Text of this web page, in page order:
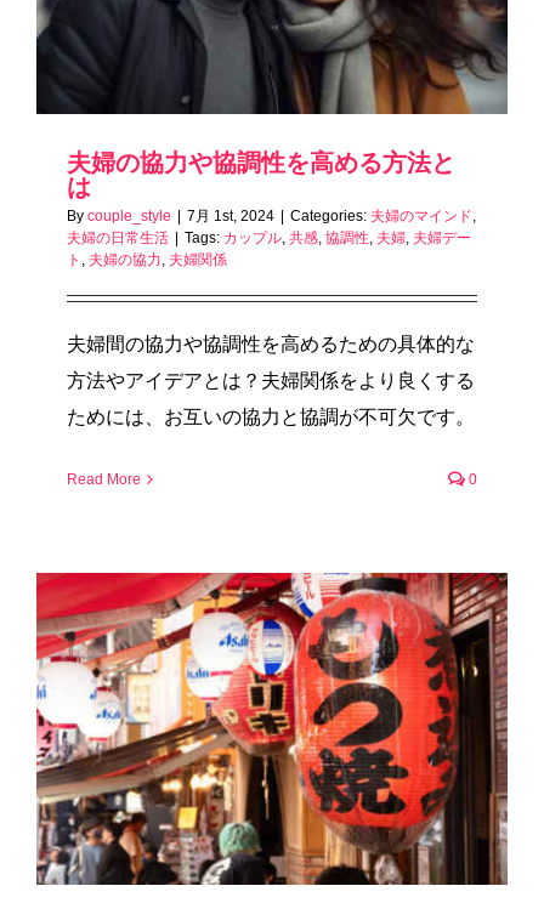
夫婦の協力や協調性を高める方法と
は
By couple_style | 7月 1st, 2024 | Categories: 夫婦のマインド
夫婦の日常生活 | Tags: カップル 共感 協調性 夫婦 夫婦デー
ト
夫婦の協力 夫婦関係
夫婦間の協力や協調性を高めるための具体的な
方法やアイデアとは？夫婦関係をより良くする
ためには、お互いの協力と協調が不可欠です。
Read More 0